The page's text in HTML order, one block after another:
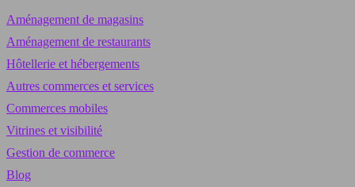
Aménagement de magasins
Aménagement de restaurants
Hôtellerie et hébergements
Autres commerces et services
Commerces mobiles
Vitrines et visibilité
Gestion de commerce
Blog